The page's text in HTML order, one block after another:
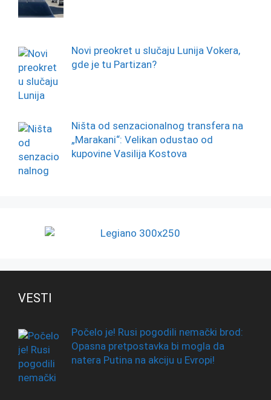
Novi preokret u slučaju Lunija Vokera,
gde je tu Partizan?
Ništa od senzacionalnog transfera na
„Marakani“: Velikan odustao od
kupovine Vasilija Kostova
VESTI
Počelo je! Rusi pogodili nemački brod:
Opasna pretpostavka bi mogla da
natera Putina na akciju u Evropi!